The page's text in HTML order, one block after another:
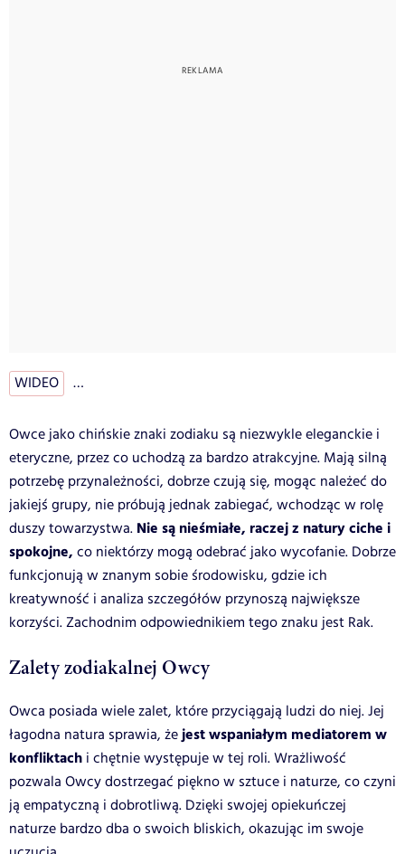
WIDEO …
Owce jako chińskie znaki zodiaku są niezwykle eleganckie i
eteryczne, przez co uchodzą za bardzo atrakcyjne. Mają silną
potrzebę przynależności, dobrze czują się, mogąc należeć do
jakiejś grupy, nie próbują jednak zabiegać, wchodząc w rolę
duszy towarzystwa. Nie są nieśmiałe, raczej z natury ciche i
spokojne, co niektórzy mogą odebrać jako wycofanie. Dobrze
funkcjonują w znanym sobie środowisku, gdzie ich
kreatywność i analiza szczegółów przynoszą największe
korzyści. Zachodnim odpowiednikiem tego znaku jest Rak.
Zalety zodiakalnej Owcy
Owca posiada wiele zalet, które przyciągają ludzi do niej. Jej
łagodna natura sprawia, żejest wspaniałym mediatorem w
konfliktach i chętnie występuje w tej roli. Wrażliwość
pozwala Owcy dostrzegać piękno w sztuce i naturze, co czyni
ją empatyczną i dobrotliwą. Dzięki swojej opiekuńczej
naturze bardzo dba o swoich bliskich, okazując im swoje